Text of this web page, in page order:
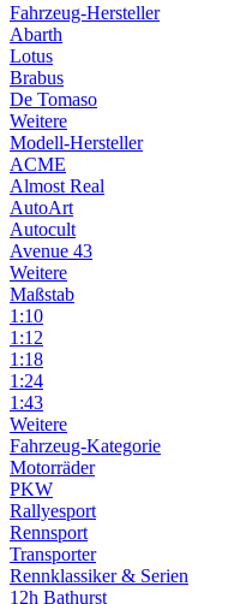
Fahrzeug-Hersteller
Abarth
Lotus
Brabus
De Tomaso
Weitere
Modell-Hersteller
ACME
Almost Real
AutoArt
Autocult
Avenue 43
Weitere
Maßstab
1:10
1:12
1:18
1:24
1:43
Weitere
Fahrzeug-Kategorie
Motorräder
PKW
Rallyesport
Rennsport
Transporter
Rennklassiker & Serien
12h Bathurst